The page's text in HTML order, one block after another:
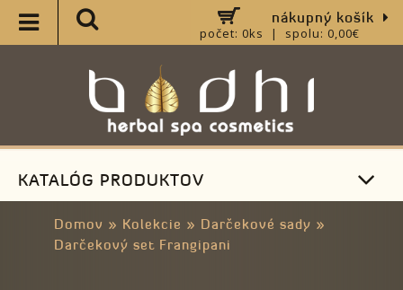
nákupný košík
počet: 0ks | spolu: 0,00€
KATALÓG PRODUKTOV
Domov » Kolekcie » Darčekové sady »
Darčekový set Frangipani